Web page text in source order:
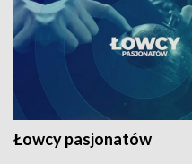
Łowcy pasjonatów